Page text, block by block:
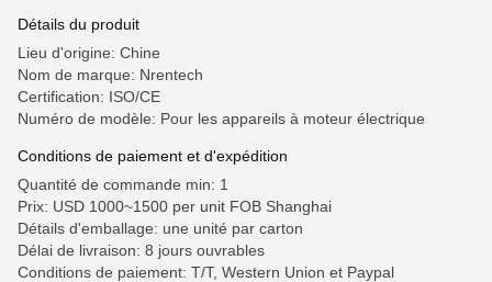
Détails du produit
Lieu d'origine: Chine
Nom de marque: Nrentech
Certification: ISO/CE
Numéro de modèle: Pour les appareils à moteur électrique
Conditions de paiement et d'expédition
Quantité de commande min: 1
Prix: USD 1000~1500 per unit FOB Shanghai
Détails d'emballage: une unité par carton
Délai de livraison: 8 jours ouvrables
Conditions de paiement: T/T, Western Union et Paypal